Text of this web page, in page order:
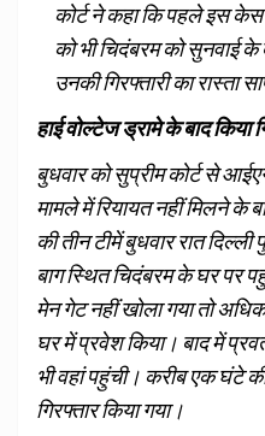
कोर्ट ने कहा कि पहले इस
को भी चिदंबरम को सुनवाई
उनकी गिरफ्तारी का रास्‍ता
हाई वोल्टेज ड्रामे के बाद किया
बुधवार को सुप्रीम कोर्ट से
मामले में रियायत नहीं मिलने के
की तीन टीमें बुधवार रात
बाग स्थित चिदंबरम के घर पर
मेन गेट नहीं खोला गया तो
घर में प्रवेश किया। बाद में
भी वहां पहुंची। करीब एक घंटे
गिरफ्तार किया गया।